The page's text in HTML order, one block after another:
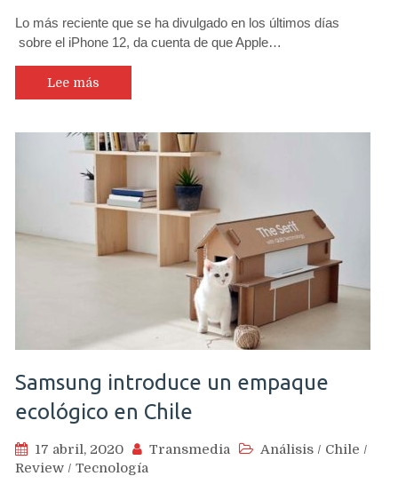
Lo más reciente que se ha divulgado en los últimos días
sobre el iPhone 12, da cuenta de que Apple…
Lee más
Samsung introduce un empaque
ecológico en Chile
17 abril, 2020 Transmedia Análisis / Chile /
Review / Tecnología